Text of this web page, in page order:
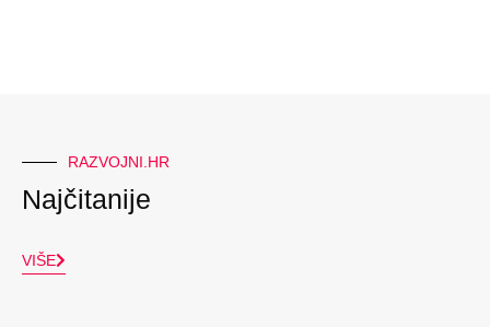
RAZVOJNI.HR
Najčitanije
VIŠE